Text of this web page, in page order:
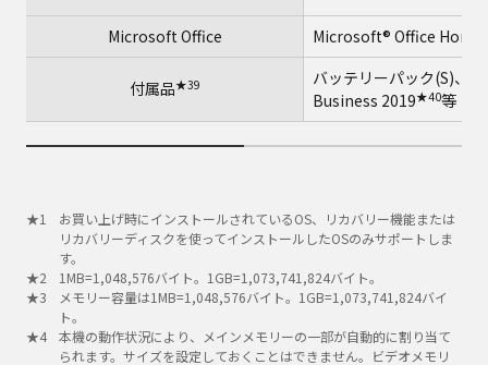
Microsoft Office Microsoft® Office Home
付属品★39
バッテリーパック(S)、
Business 2019★40等
お買い上げ時にインストールされているOS、リカバリー機能または
リカバリーディスクを使ってインストールしたOSのみサポートしま
す。
1MB=1,048,576バイト。1GB=1,073,741,824バイト。
メモリー容量は1MB=1,048,576バイト。1GB=1,073,741,824バイ
ト。
本機の動作状況により、メインメモリーの一部が自動的に割り当て
られます。サイズを設定しておくことはできません。ビデオメモリ